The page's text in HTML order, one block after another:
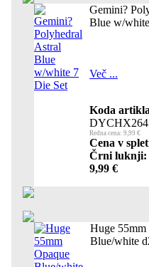
Gemini?
Blue w/
Več ...
Koda
Redna cena: 9,99 €
Cena v
Črni luknji:
9,99 €
Huge 55mm
Blue/white